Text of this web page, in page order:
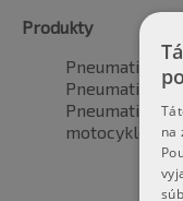
Produkty
Pneumatiky
Pneumatiky
Pneumatiky
motocyklovéna